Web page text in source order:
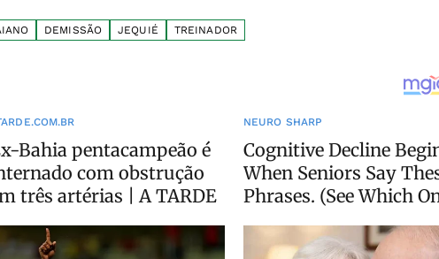
DEMISSÃO JEQUIÉ TREINADOR